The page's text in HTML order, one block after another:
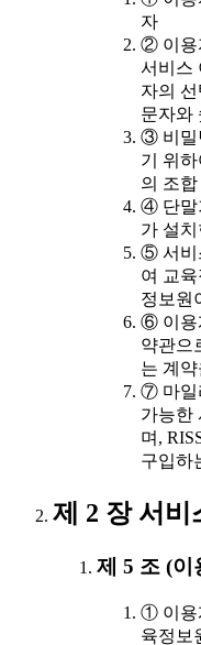
자
② 이용
서비스
자의
문자와
③ 비밀
기 위
의 조합
④ 단말
가 설
⑤ 서비
여 교
정보원
⑥ 이용
약관으
는 계
⑦ 마일
가능한
며,
구입하
제 2 장 서비
제 5 조 (이
① 이용
육정보